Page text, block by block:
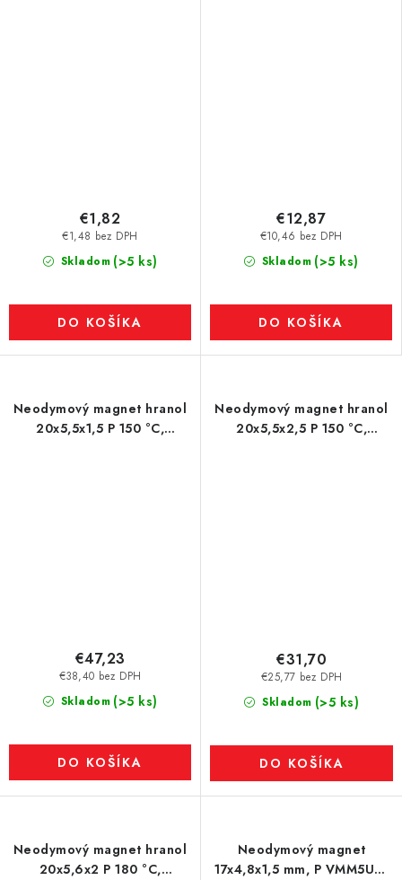
Skladom (>5 ks)
€1,48 bez DPH
€1,82
DO KOŠÍKA
Skladom (>5 ks)
€10,46 bez DPH
€12,87
DO KOŠÍKA
Neodymový magnet hranol
20x5,5x1,5 P 150 °C,
Skladom (>5 ks)
€38,40 bez DPH
€47,23
DO KOŠÍKA
Neodymový magnet hranol
20x5,5x2,5 P 150 °C,
Skladom (>5 ks)
€25,77 bez DPH
€31,70
DO KOŠÍKA
Neodymový magnet hranol
20x5,6x2 P 180 °C,
Neodymový magnet
17x4,8x1,5 mm, P VMM5UH-